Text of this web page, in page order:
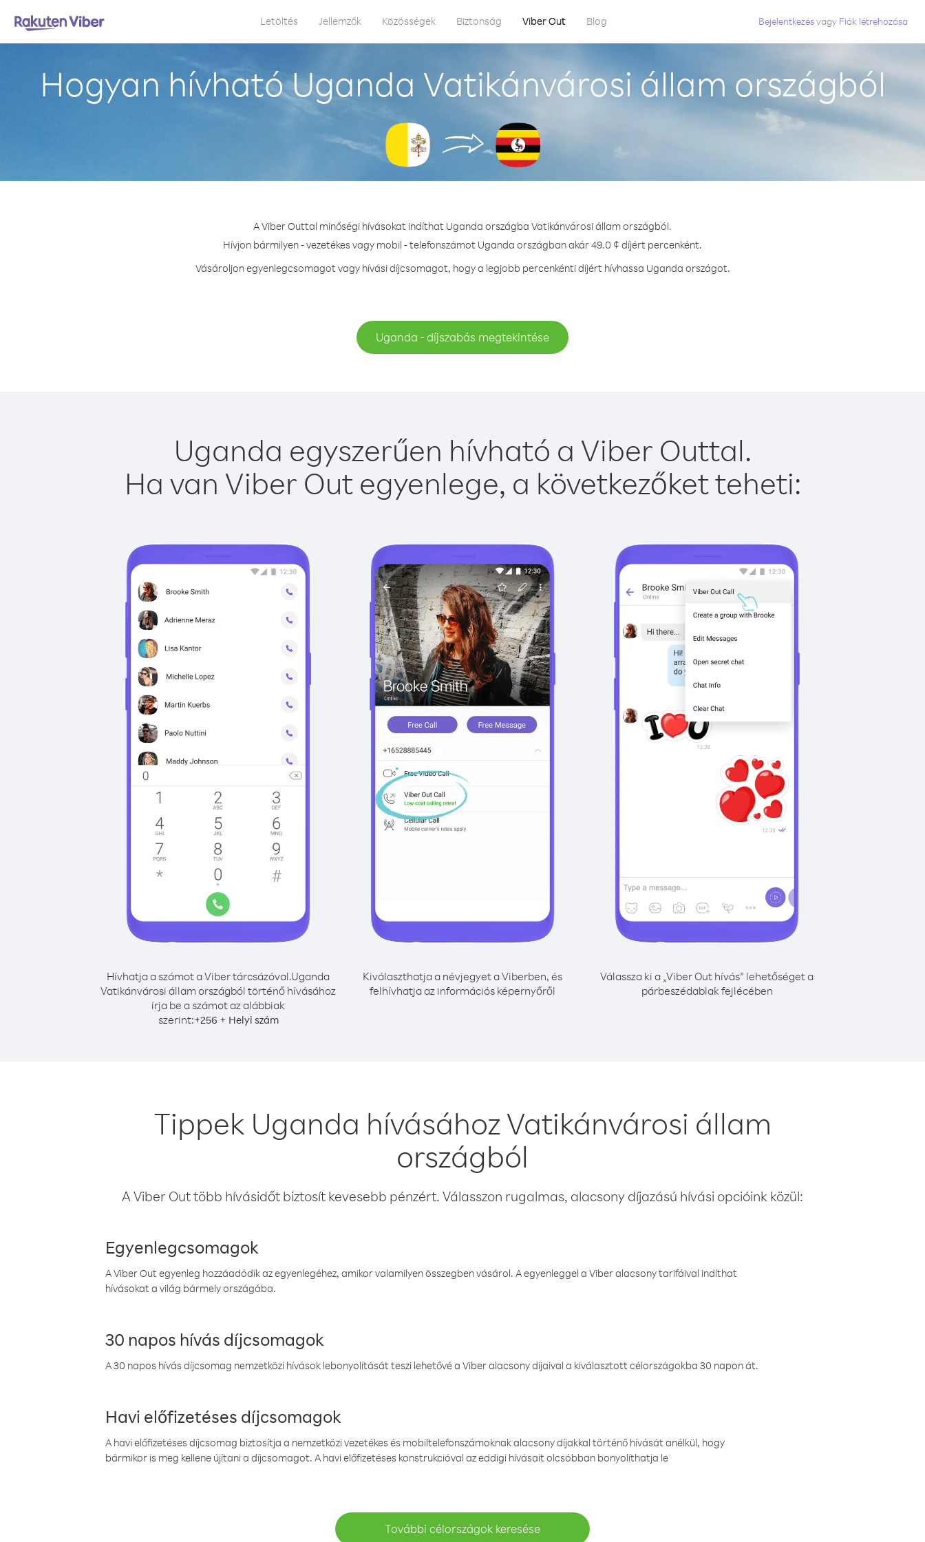
Letöltés Jellemzők Közösségek Biztonság Viber Out Blog Bejelentkezésvagy Fiók létrehozása
Hogyan hívható Uganda Vatikánvárosi állam országból
A Viber Outtal minőségi hívásokat indíthat Uganda országba Vatikánvárosi állam országból.
Hívjon bármilyen - vezetékes vagy mobil - telefonszámot Uganda országban akár 49.0 ¢ díjért percenként.
Vásároljon egyenlegcsomagot vagy hívási díjcsomagot, hogy a legjobb percenkénti díjért hívhassa Uganda országot.
Uganda - díjszabás megtekintése
Uganda egyszerűen hívható a Viber Outtal.
Ha van Viber Out egyenlege, a következőket teheti:
Hívhatja a számot a Viber tárcsázóval.Uganda
Vatikánvárosi állam országból történő hívásához
írja be a számot az alábbiak
szerint:+256 + Helyi szám
Kiválaszthatja a névjegyet a Viberben, és
felhívhatja az információs képernyőről
Válassza ki a „Viber Out hívás” lehetőséget a
párbeszédablak fejlécében
Tippek Uganda hívásához Vatikánvárosi állam
országból
A Viber Out több hívásidőt biztosít kevesebb pénzért. Válasszon rugalmas, alacsony díjazású hívási opcióink közül:
Egyenlegcsomagok
A Viber Out egyenleg hozzáadódik az egyenlegéhez, amikor valamilyen összegben vásárol. A egyenleggel a Viber alacsony tarifáival indíthat
hívásokat a világ bármely országába.
30 napos hívás díjcsomagok
A 30 napos hívás díjcsomag nemzetközi hívások lebonyolítását teszi lehetővé a Viber alacsony díjaival a kiválasztott célországokba 30 napon át.
Havi előfizetéses díjcsomagok
A havi előfizetéses díjcsomag biztosítja a nemzetközi vezetékes és mobiltelefonszámoknak alacsony díjakkal történő hívását anélkül, hogy
bármikor is meg kellene újítani a díjcsomagot. A havi előfizetéses konstrukcióval az eddigi hívásait olcsóbban bonyolíthatja le
További célországok keresése